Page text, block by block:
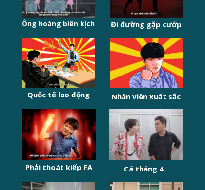
Đi đường gặp cướp
Cá tháng 4
Nhân viên xuất sắc
Phải thoát kiếp FA
Quốc tế lao động
Ông hoàng biên kịch